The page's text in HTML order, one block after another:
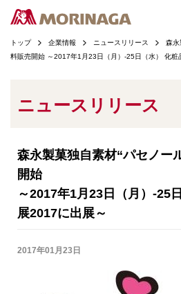
トップ 企業情報 ニュースリリース
森永
料販売開始 ～2017年1月23日（月）-25日（水） 化粧
ニュースリリース
森永製菓独自素材“パセノー
開始
～2017年1月23日（月）-25
展2017に出展～
2017年01月23日